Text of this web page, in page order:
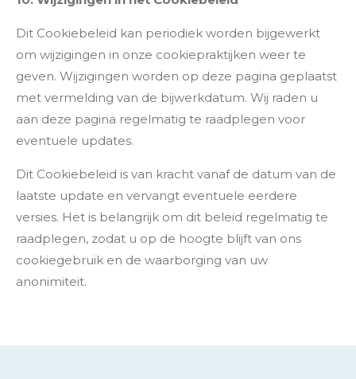
Dit Cookiebeleid kan periodiek worden bijgewerkt
om wijzigingen in onze cookiepraktijken weer te
geven. Wijzigingen worden op deze pagina geplaatst
met vermelding van de bijwerkdatum. Wij raden u
aan deze pagina regelmatig te raadplegen voor
eventuele updates.
Dit Cookiebeleid is van kracht vanaf de datum van de
laatste update en vervangt eventuele eerdere
versies. Het is belangrijk om dit beleid regelmatig te
raadplegen, zodat u op de hoogte blijft van ons
cookiegebruik en de waarborging van uw
anonimiteit.